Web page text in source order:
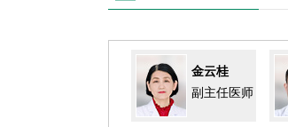
金云桂
副主任医师